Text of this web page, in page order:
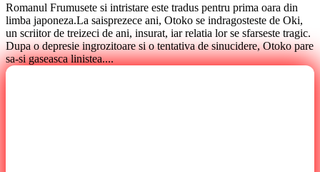
Romanul Frumusete si intristare este tradus pentru prima oara din
limba japoneza.La saisprezece ani, Otoko se indragosteste de Oki,
un scriitor de treizeci de ani, insurat, iar relatia lor se sfarseste tragic.
Dupa o depresie ingrozitoare si o tentativa de sinucidere, Otoko pare
sa-si gaseasca linistea....